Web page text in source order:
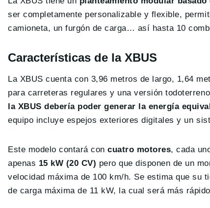
ser completamente personalizable y flexible,
camioneta, un furgón de carga… así hasta 10
Características de la XBUS
La XBUS cuenta con 3,96 metros de largo, 1,64
para carreteras regulares y una versión
la XBUS debería poder generar la energía
equipo incluye espejos exteriores digitales y un
Este modelo contará concuatro motores, cada
apenas 15 kW (20 CV) pero que disponen de un
velocidad máxima de 100 km/h. Se estima que su
de carga máxima de 11 kW, la cual será más